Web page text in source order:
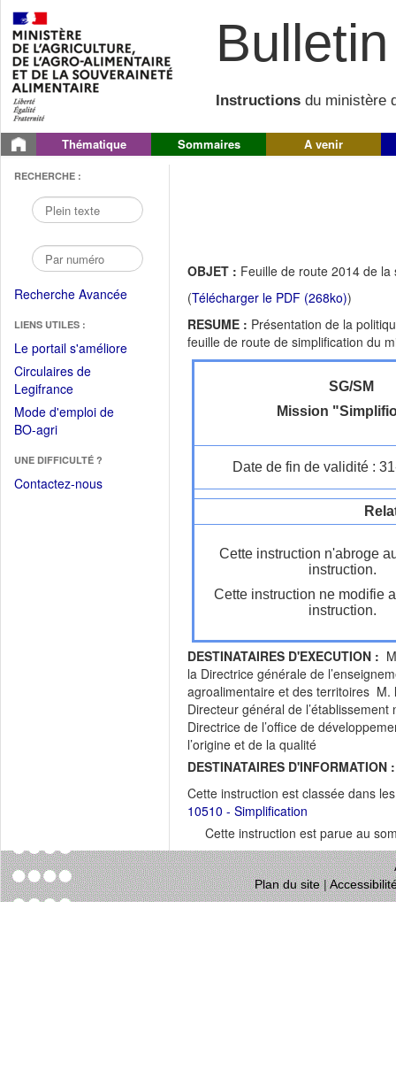
Instructions du ministère
Thématique Sommaires A venir
RECHERCHE :
Recherche Avancée
LIENS UTILES :
Le portail s'améliore(Fichier
Circulaires de
Legifrance(Ouvrir
dans
une
fenêtre)
Mode d'emploi de
BO-agri(Ouvrir
une
nouvelle
UNE DIFFICULTÉ ?
Contactez-nous
OBJET : Feuille de route 2014 de la
(Télécharger le PDF (268ko))
RESUME : Présentation de la
feuille de route de simplification du
SG/SM
Mission
Date de fin de validité :
Cette instruction n'abroge
instruction.
Cette instruction ne modifie
instruction.
DESTINATAIRES D'EXECUTION :
la Directrice générale de
agroalimentaire et des territoires M.
Directeur général de
Directrice de l’office de
l’origine et de la qualité
DESTINATAIRES D'INFORMATION :
Cette instruction est classée dans
10510 - Simplification
Cette instruction est parue au
Plan du site|